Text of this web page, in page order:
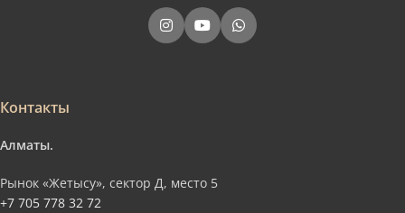
Контакты
Алматы.
Рынок «Жетысу», сектор Д, место 5
+7 705 778 32 72